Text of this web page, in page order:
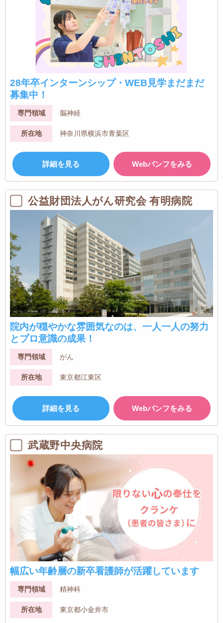
28年卒インターンシップ・WEB見学まだまだ
募集中！
専門領域 脳神経
所在地 神奈川県横浜市青葉区
詳細を見る Webパンフをみる
公益財団法人がん研究会 有明病院
院内が穏やかな雰囲気なのは、一人一人の努力
とプロ意識の成果！
専門領域 がん
所在地 東京都江東区
詳細を見る Webパンフをみる
武蔵野中央病院
幅広い年齢層の新卒看護師が活躍しています
専門領域 精神科
所在地 東京都小金井市